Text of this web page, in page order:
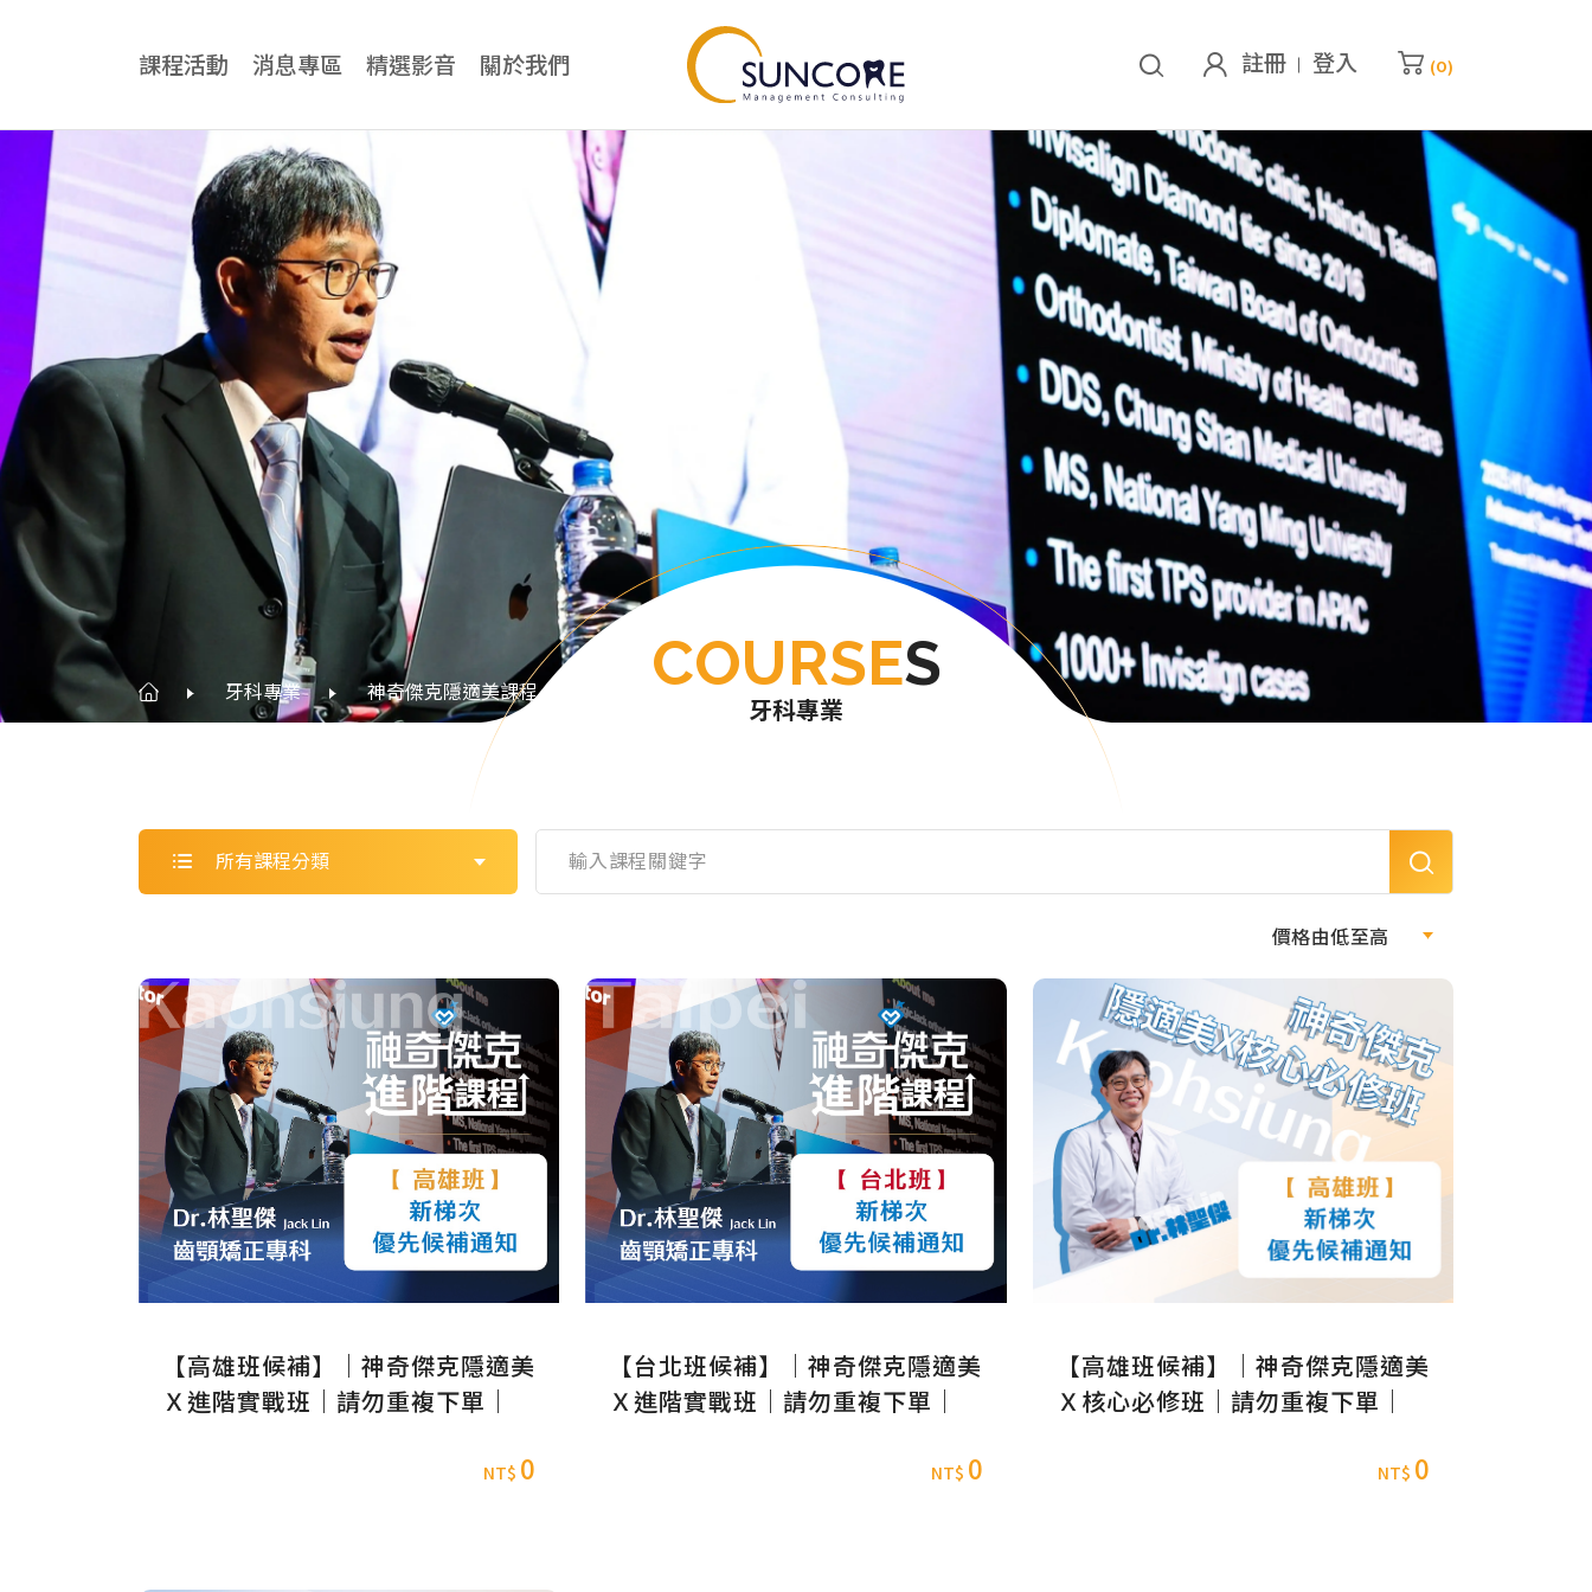
課程活動
牙科專業
牙科專業總覽
神奇傑克隱適美課程
All-on-4一日全口重建課程
Zygoma Implant 實作課程
診所經營
牙科專案管理師課程
三口品牙醫幹部訓練營
Suncore好物
消息專區 精選影音 關於我們 註冊 登入 (0)
我的購物車 堂課程
查看我的購物車
COURSES
牙科專業
牙科專業 神奇傑克隱適美課程
所有課程分類
價格由低至高
【高雄班候補】｜神奇傑克隱適美
Ｘ進階實戰班｜請勿重複下單｜
NT$ 0
【台北班候補】｜神奇傑克隱適美
Ｘ進階實戰班｜請勿重複下單｜
NT$ 0
【高雄班候補】｜神奇傑克隱適美
Ｘ核心必修班｜請勿重複下單｜
NT$ 0